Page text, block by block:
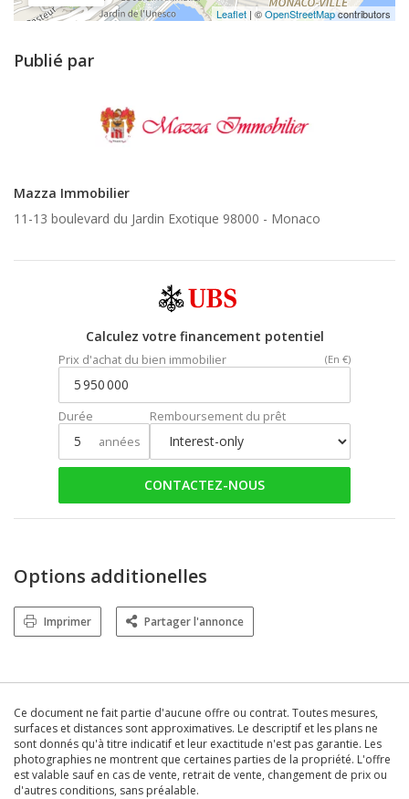
Leaflet | ©OpenStreetMapcontributors
Publié par
Mazza Immobilier
11-13 boulevard du Jardin Exotique 98000 - Monaco
Calculez votre financement potentiel
Prix d'achat du bien immobilier (En €)
Durée
années
Remboursement du prêt
CONTACTEZ-NOUS
Options additionelles
Imprimer Partager l'annonce
Ce document ne fait partie d'aucune offre ou contrat. Toutes mesures,
surfaces et distances sont approximatives. Le descriptif et les plans ne
sont donnés qu'à titre indicatif et leur exactitude n'est pas garantie. Les
photographies ne montrent que certaines parties de la propriété. L'offre
est valable sauf en cas de vente, retrait de vente, changement de prix ou
d'autres conditions, sans préalable.